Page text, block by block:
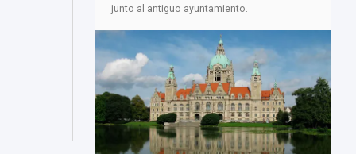
junto al antiguo ayuntamiento.